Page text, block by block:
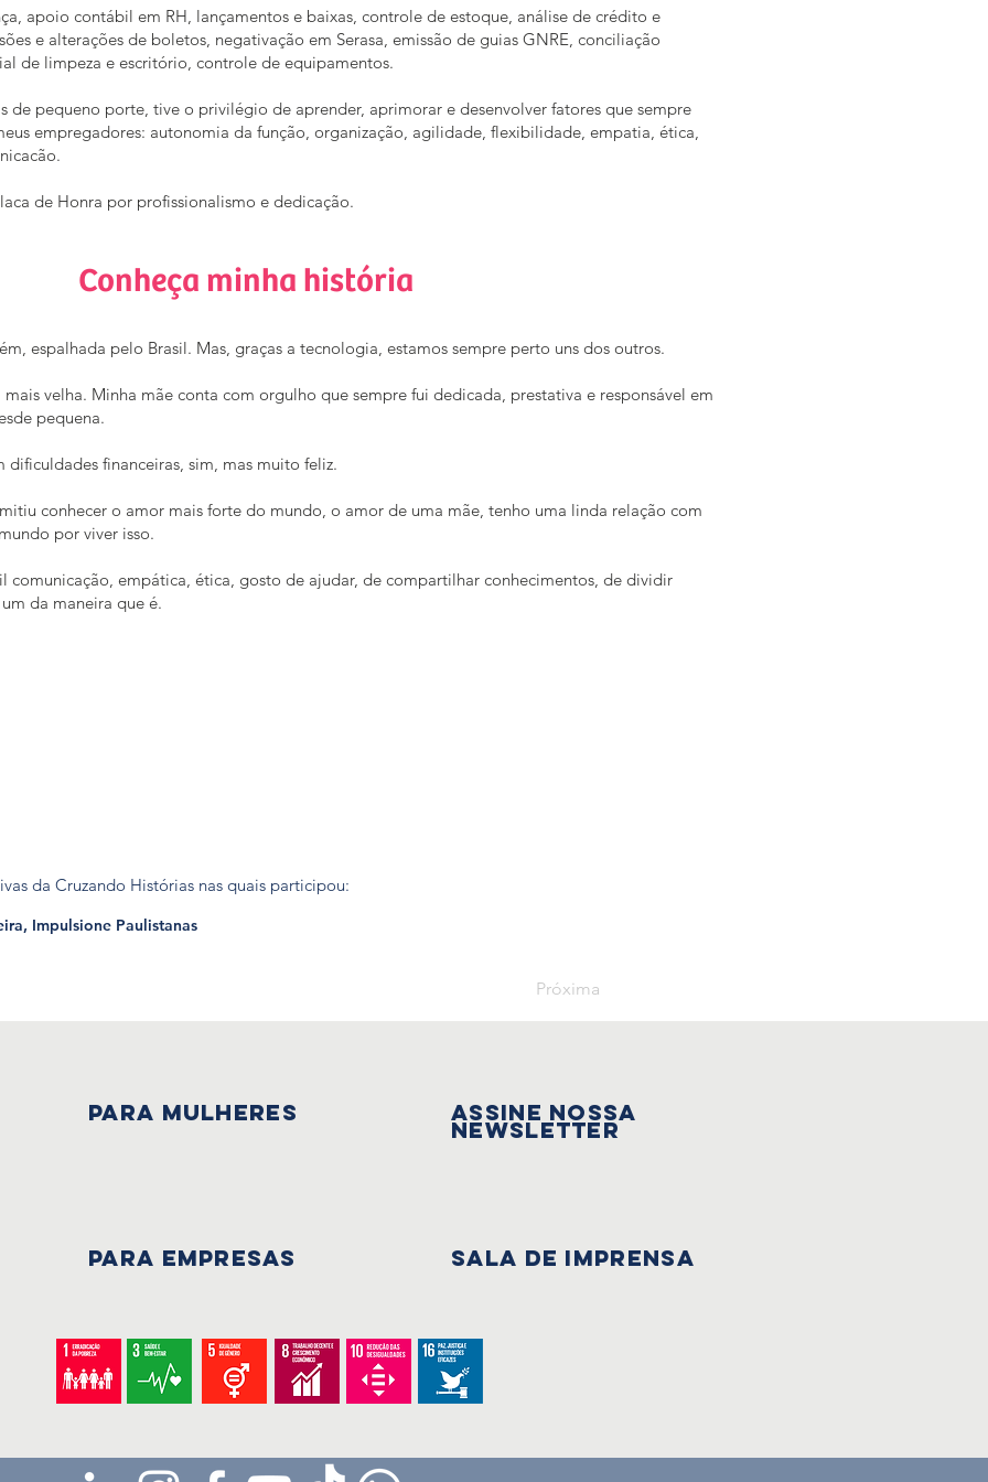
apoio contábil em RH, lançamentos e baixas, controle de estoque, análise de crédito e
e alterações de boletos, negativação em Serasa, emissão de guias GNRE, conciliação
de limpeza e escritório, controle de equipamentos.
de pequeno porte, tive o privilégio de aprender, aprimorar e desenvolver fatores que sempre
empregadores: autonomia da função, organização, agilidade, flexibilidade, empatia, ética,
de Honra por profissionalismo e dedicação.
Conheça minha história
espalhada pelo Brasil. Mas, graças a tecnologia, estamos sempre perto uns dos outros.
velha. Minha mãe conta com orgulho que sempre fui dedicada, prestativa e responsável em
pequena.
dificuldades financeiras, sim, mas muito feliz.
conhecer o amor mais forte do mundo, o amor de uma mãe, tenho uma linda relação com
por viver isso.
comunicação, empática, ética, gosto de ajudar, de compartilhar conhecimentos, de dividir
da maneira que é.
da Cruzando Histórias nas quais participou:
Impulsione Paulistanas
Próxima
PARA mulheres Assine nossa
Newsletter
PARA EMPRESAS Sala de Imprensa